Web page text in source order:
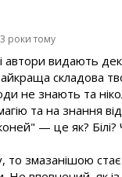
3 роки тому
автори видають
складова
не знають та
та на знання
— це як?
то змазанішою